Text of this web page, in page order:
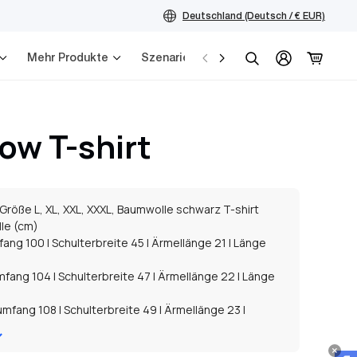
Deutschland (Deutsch / € EUR)
Mehr Produkte Szenarien
Service
T-shirt
L, XL, XXL, XXXL, Baumwolle schwarz T-shirt
(cm)
100 | Schulterbreite 45 | Ärmellänge 21 | Länge
104 | Schulterbreite 47 | Ärmellänge 22 | Länge
108 | Schulterbreite 49 | Ärmellänge 23 |
112 | Schulterbreite 51 | Ärmellänge 24 |